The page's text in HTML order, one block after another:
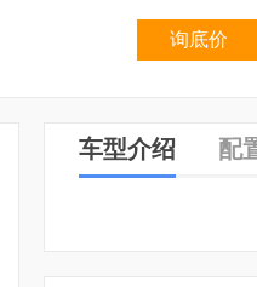
询底价
车型介绍 配